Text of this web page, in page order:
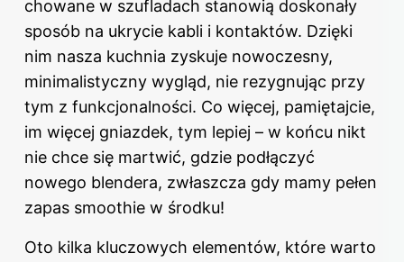
chowane w szufladach stanowią doskonały
sposób na ukrycie kabli i kontaktów. Dzięki
nim nasza kuchnia zyskuje nowoczesny,
minimalistyczny wygląd, nie rezygnując przy
tym z funkcjonalności. Co więcej, pamiętajcie,
im więcej gniazdek, tym lepiej – w końcu nikt
nie chce się martwić, gdzie podłączyć
nowego blendera, zwłaszcza gdy mamy pełen
zapas smoothie w środku!
Oto kilka kluczowych elementów, które warto